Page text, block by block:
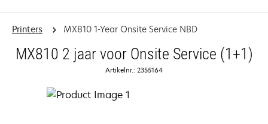
Printers MX810 1-Year Onsite Service NBD
MX810 2 jaar voor Onsite Service (1+1)
Artikelnr.: 2355164